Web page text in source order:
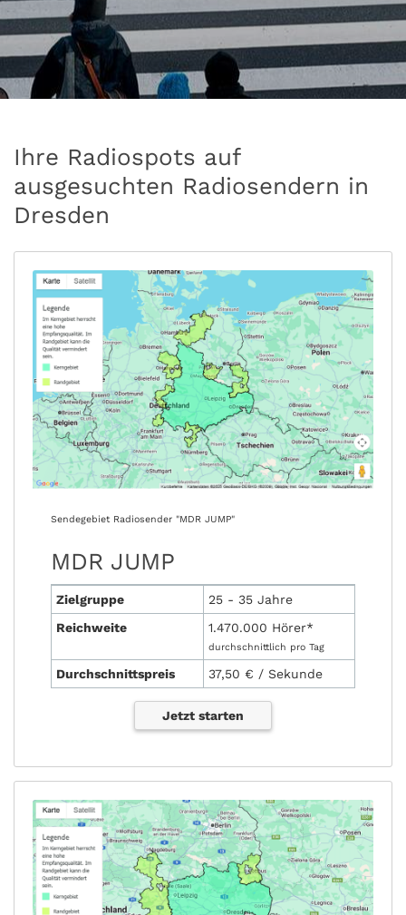
Ihre Radiospots auf
ausgesuchten Radiosendern in
Dresden
Sendegebiet Radiosender "MDR JUMP"
MDR JUMP
Zielgruppe
25 - 35 Jahre
Reichweite
1.470.000 Hörer*
durchschnittlich pro Tag
Durchschnittspreis 37,50 € / Sekunde
Jetzt starten